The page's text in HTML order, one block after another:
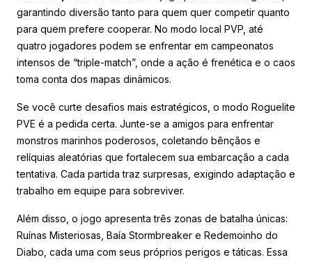
garantindo diversão tanto para quem quer competir quanto
para quem prefere cooperar. No modo local PVP, até
quatro jogadores podem se enfrentar em campeonatos
intensos de “triple-match”, onde a ação é frenética e o caos
toma conta dos mapas dinâmicos.
Se você curte desafios mais estratégicos, o modo Roguelite
PVE é a pedida certa. Junte-se a amigos para enfrentar
monstros marinhos poderosos, coletando bênçãos e
relíquias aleatórias que fortalecem sua embarcação a cada
tentativa. Cada partida traz surpresas, exigindo adaptação e
trabalho em equipe para sobreviver.
Além disso, o jogo apresenta três zonas de batalha únicas:
Ruínas Misteriosas, Baía Stormbreaker e Redemoinho do
Diabo, cada uma com seus próprios perigos e táticas. Essa